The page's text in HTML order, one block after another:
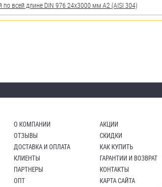
всей длине DIN 976 24х3000 мм А2 (AISI 304)
О КОМПАНИИ
ОТЗЫВЫ
ДОСТАВКА И ОПЛАТА
КЛИЕНТЫ
ПАРТНЕРЫ
ОПТ
АКЦИИ
СКИДКИ
КАК КУПИТЬ
ГАРАНТИИ И ВОЗВРАТ
КОНТАКТЫ
КАРТА САЙТА